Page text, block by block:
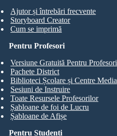
Ajutor și întrebări frecvente
Storyboard Creator
Cum se imprimă
Pentru Studenti
Pentru Profesori
Versiune Gratuită Pentru Profesori
Pachete District
Biblioteci Școlare și Centre Media
Sesiuni de Instruire
Toate Resursele Profesorilor
Șabloane de foi de Lucru
Șabloane de Afișe